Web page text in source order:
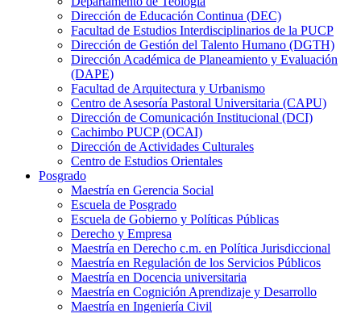
Dirección de Educación Continua (DEC)
Facultad de Estudios Interdisciplinarios de la PUCP
Dirección de Gestión del Talento Humano (DGTH)
Dirección Académica de Planeamiento y Evaluación
(DAPE)
Facultad de Arquitectura y Urbanismo
Centro de Asesoría Pastoral Universitaria (CAPU)
Dirección de Comunicación Institucional (DCI)
Cachimbo PUCP (OCAI)
Dirección de Actividades Culturales
Centro de Estudios Orientales
Posgrado
Maestría en Gerencia Social
Escuela de Posgrado
Escuela de Gobierno y Políticas Públicas
Derecho y Empresa
Maestría en Derecho c.m. en Política Jurisdiccional
Maestría en Regulación de los Servicios Públicos
Maestría en Docencia universitaria
Maestría en Cognición Aprendizaje y Desarrollo
Maestría en Ingeniería Civil